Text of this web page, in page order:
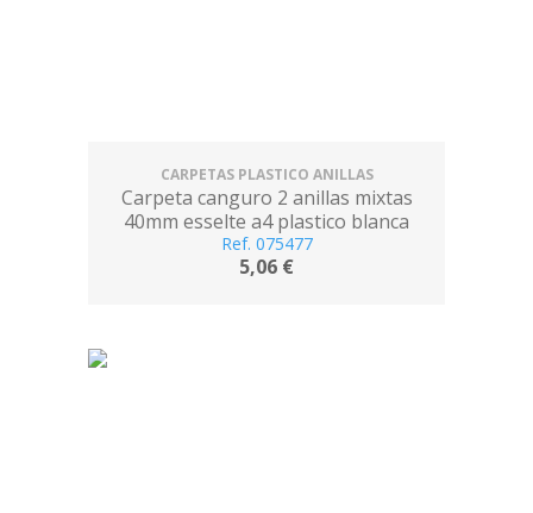
CARPETAS PLASTICO ANILLAS
Carpeta canguro 2 anillas mixtas
40mm esselte a4 plastico blanca
Ref. 075477
5,06 €